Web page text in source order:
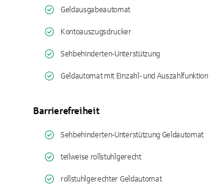
Geldausgabeautomat
Kontoauszugsdrucker
Sehbehinderten-Unterstützung
Geldautomat mit Einzahl- und Auszahlfunktion
Barrierefreiheit
Sehbehinderten-Unterstützung Geldautomat
teilweise rollstuhlgerecht
rollstuhlgerechter Geldautomat